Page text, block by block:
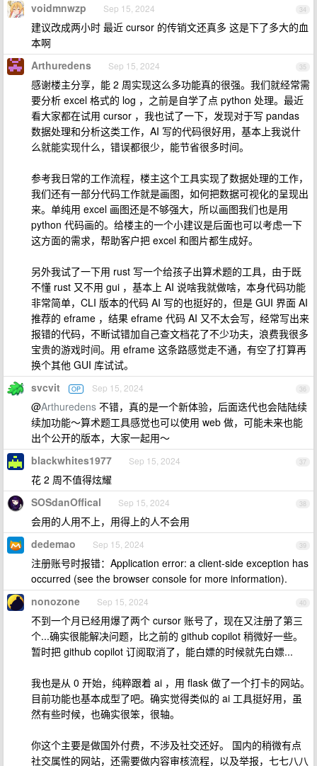
34
voidmnwzp Sep 15, 2024
建议改成两小时 最近 cursor 的传销文还真多 这是下了多大的血
本啊
35
Arthuredens Sep 15, 2024
感谢楼主分享，能 2 周实现这么多功能真的很强。我们就经常需
要分析 excel 格式的 log ，之前是自学了点 python 处理。最近
看大家都在试用 cursor ，我也试了一下，发现对于写 pandas
数据处理和分析这类工作，AI 写的代码很好用，基本上我说什
么就能实现什么，错误都很少，能节省很多时间。
参考我日常的工作流程，楼主这个工具实现了数据处理的工作，
我们还有一部分代码工作就是画图，如何把数据可视化的呈现出
来。单纯用 excel 画图还是不够强大，所以画图我们也是用
python 代码画的。给楼主的一个小建议是后面也可以考虑一下
这方面的需求，帮助客户把 excel 和图片都生成好。
另外我试了一下用 rust 写一个给孩子出算术题的工具，由于既
不懂 rust 又不用 gui ，基本上 AI 说啥我就做啥，本身代码功能
非常简单，CLI 版本的代码 AI 写的也挺好的，但是 GUI 界面 AI
推荐的 eframe ，结果 eframe 代码 AI 又不太会写，经常写出来
报错的代码，不断试错加自己查文档花了不少功夫，浪费我很多
宝贵的游戏时间。用 eframe 这条路感觉走不通，有空了打算再
换个其他 GUI 库试试。
36
svcvit OP Sep 15, 2024
@Arthuredens 不错，真的是一个新体验，后面迭代也会陆陆续
续加功能～算术题工具感觉也可以使用 web 做，可能未来也能
出个公开的版本，大家一起用～
37
blackwhites1977 Sep 15, 2024
花 2 周不值得炫耀
38
SOSdanOffical Sep 15, 2024
会用的人用不上，用得上的人不会用
39
dedemao Sep 15, 2024
注册账号时报错：Application error: a client-side exception has
occurred (see the browser console for more information).
40
nonozone Sep 15, 2024
不到一个月已经用爆了两个 cursor 账号了，现在又注册了第三
个...确实很能解决问题，比之前的 github copilot 稍微好一些。
暂时把 github copilot 订阅取消了，能白嫖的时候就先白嫖...
我也是从 0 开始，纯粹跟着 ai ，用 flask 做了一个打卡的网站。
目前功能也基本成型了吧。确实觉得类似的 ai 工具挺好用，虽
然有些时候，也确实很笨，很轴。
你这个主要是做国外付费，不涉及社交还好。 国内的稍微有点
社交属性的网站，还需要做内容审核流程，以及举报，七七八八